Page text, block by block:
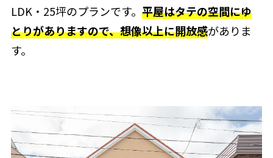
LDK・25坪のプランです。 平屋はタテの空間にゆ
とりがありますので、想像以上に開放感がありま
す。